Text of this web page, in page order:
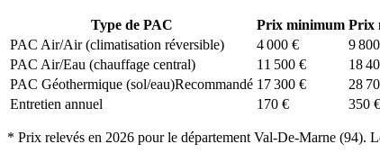
Type de PAC Prix minimum Prix
PAC Air/Air (climatisation réversible)
4 000 € 9 800
PAC Air/Eau (chauffage central)
11 500 € 18
PAC Géothermique (sol/eau)Recommandé 17 300 € 28
Entretien annuel
170 € 350 €
* Prix relevés en 2026 pour le département Val-De-Marne (94).